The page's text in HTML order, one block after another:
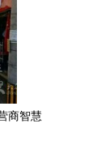
商智慧